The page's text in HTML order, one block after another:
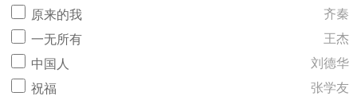
原来的我
齐秦
一无所有
王杰
中国人
刘德华
祝福
张学友